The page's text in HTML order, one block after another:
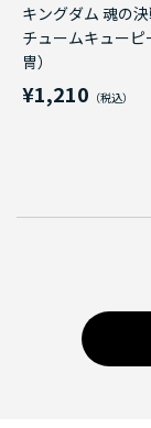
キングダム 魂の
チュームキューピ
冑）
¥1,210